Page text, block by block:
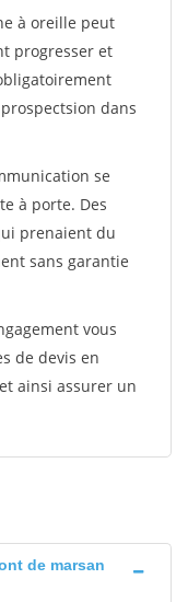
à oreille peut
progresser et
dans
se
à porte. Des
prenaient du
sans garantie
vous
de devis en
ainsi assurer un
de marsan